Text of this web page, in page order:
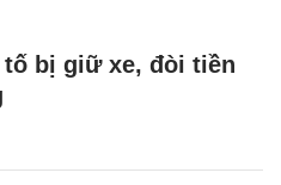
tố bị giữ xe, đòi tiền